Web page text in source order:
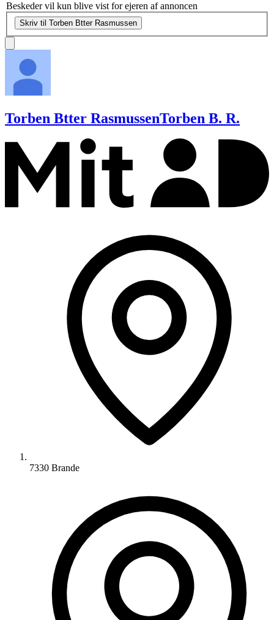
Beskeder vil kun blive vist for ejeren af annoncen
Skriv til Torben Btter Rasmussen
Torben Btter RasmussenTorben B. R.
7330 Brande